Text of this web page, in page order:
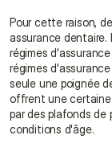
Pour cette raison,
assurance dentaire.
régimes
régimes
seule une poignée
offrent une certaine
par des plafonds de
conditions d'âge.